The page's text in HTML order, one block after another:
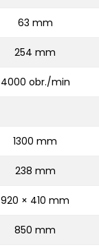
63 mm
254 mm
4000 obr./min
1300 mm
238 mm
920 × 410 mm
850 mm